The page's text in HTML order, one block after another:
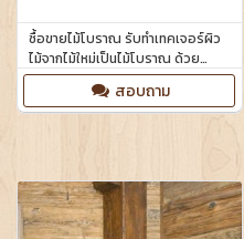
ซื้อขายไม้โบราณ รับทำเทคเจอร์ผิว
ไม้จากไม้ใหม่เป็นไม้โบราณ ด้วย
เทคนิคพิเศษ
สอบถาม